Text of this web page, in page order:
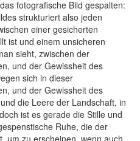
fotografische Bild gespalten:
strukturiert also jeden
einer gesicherten
ist und einem unsicheren
sieht, zwischen der
und der Gewissheit des
sich in dieser
und der Gewissheit des
die Leere der Landschaft, in
ist es gerade die Stille und
Ruhe, die der
um zu erscheinen, wenn auch